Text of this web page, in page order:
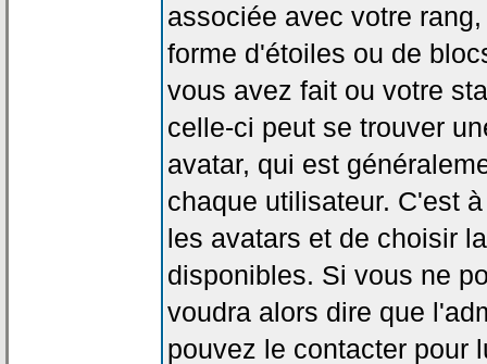
associée avec votre
forme d'étoiles ou de
vous avez fait ou votre
celle-ci peut se trouver
avatar, qui est
chaque utilisateur. C'est
les avatars et de choisir
disponibles. Si vous ne
voudra alors dire que
pouvez le contacter pour